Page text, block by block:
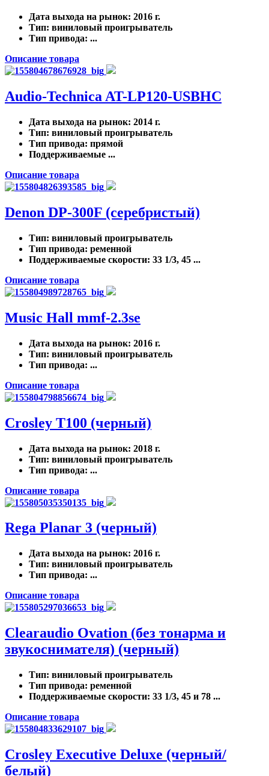
Дата выхода на рынок: 2016 г.
Тип: виниловый проигрыватель
Тип привода: ...
Описание товара
Audio-Technica AT-LP120-USBHC
Дата выхода на рынок: 2014 г.
Тип: виниловый проигрыватель
Тип привода: прямой
Поддерживаемые ...
Описание товара
Denon DP-300F (серебристый)
Тип: виниловый проигрыватель
Тип привода: ременной
Поддерживаемые скорости: 33 1/3, 45 ...
Описание товара
Music Hall mmf-2.3se
Дата выхода на рынок: 2016 г.
Тип: виниловый проигрыватель
Тип привода: ...
Описание товара
Crosley T100 (черный)
Дата выхода на рынок: 2018 г.
Тип: виниловый проигрыватель
Тип привода: ...
Описание товара
Rega Planar 3 (черный)
Дата выхода на рынок: 2016 г.
Тип: виниловый проигрыватель
Тип привода: ...
Описание товара
Clearaudio Ovation (без тонарма и
звукоснимателя) (черный)
Тип: виниловый проигрыватель
Тип привода: ременной
Поддерживаемые скорости: 33 1/3, 45 и 78 ...
Описание товара
Crosley Executive Deluxe (черный/
белый)